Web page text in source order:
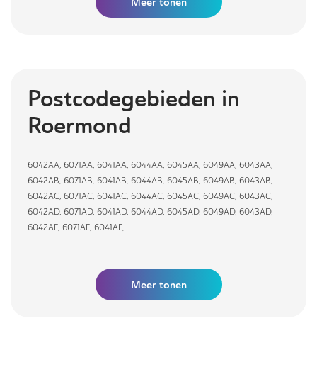
Postcodegebieden in
Roermond
6042AA, 6071AA, 6041AA, 6044AA, 6045AA, 6049AA, 6043AA,
6042AB, 6071AB, 6041AB, 6044AB, 6045AB, 6049AB, 6043AB,
6042AC, 6071AC, 6041AC, 6044AC, 6045AC, 6049AC, 6043AC,
6042AD, 6071AD, 6041AD, 6044AD, 6045AD, 6049AD, 6043AD,
6042AE, 6071AE, 6041AE,
Meer tonen